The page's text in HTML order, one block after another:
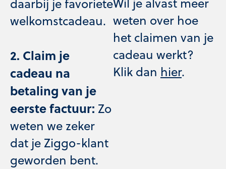
daarbij je favoriete
welkomstcadeau.
2. Claim je
cadeau na
betaling van je
eerste factuur: Zo
weten we zeker
dat je Ziggo-klant
geworden bent.
weten over hoe
het claimen van je
cadeau werkt?
Klik dan hier.